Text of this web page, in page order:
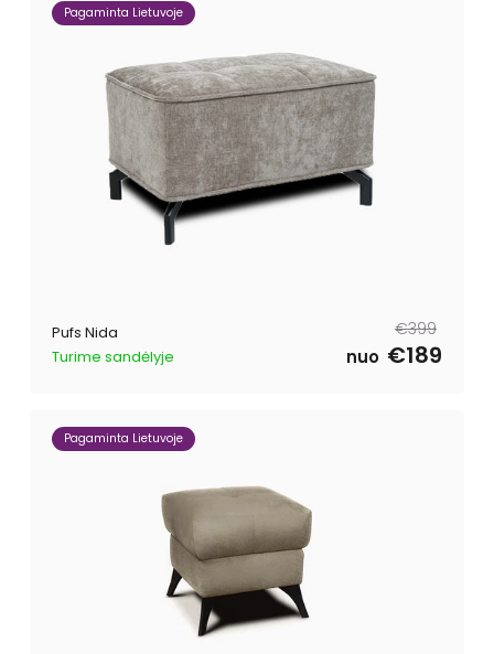
Pagaminta Lietuvoje
Pufs Nida
Turime sandėlyje
Parastā
cena
€399
Pārdošanas
cena
nuo €189
Pagaminta Lietuvoje